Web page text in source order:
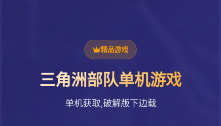
精品游戏
三角洲部队单机游戏
单机获取,破解版下边载